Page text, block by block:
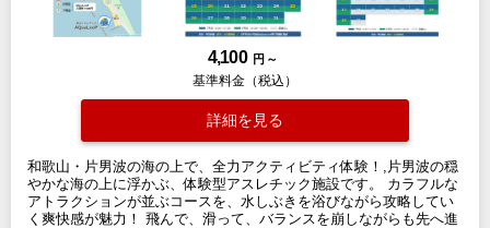
4,100 円 ～
基準料金（税込）
詳細を見る
和歌山・片男波の海の上で、全力アクティビティ体験！,片男波の穏
やかな海の上に浮かぶ、体験型アスレチック施設です。 カラフルな
アトラクションが並ぶコースを、水しぶきを浴びながら攻略してい
く爽快感が魅力！ 飛んで、滑って、バランスを崩しながらも先へ進